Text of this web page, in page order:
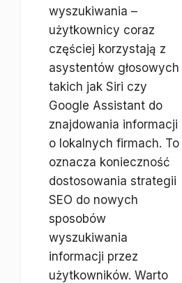
wyszukiwania –
użytkownicy coraz
częściej korzystają z
asystentów głosowych
takich jak Siri czy
Google Assistant do
znajdowania informacji
o lokalnych firmach. To
oznacza konieczność
dostosowania strategii
SEO do nowych
sposobów
wyszukiwania
informacji przez
użytkowników. Warto